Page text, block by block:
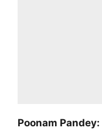
Poonam Pandey: